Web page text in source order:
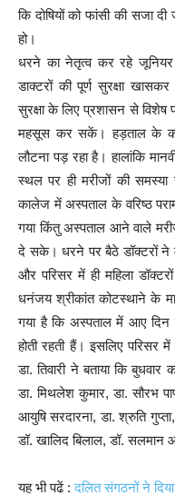
कि दोषियों को फांसी की सजा
हो।
धरने का नेतृत्व कर रहे जूनियर
डाक्टरों की पूर्ण सुरक्षा
सुरक्षा के लिए प्रशासन से विशेष
महसूस कर सकें। हड़ताल के
लौटना पड़ रहा है। हालांकि
स्थल पर ही मरीजों की
कालेज में अस्पताल के वरिष्ठ
गया किंतु अस्पताल आने वाले
दे सके। धरने पर बैठे डॉक्टरों ने
और परिसर में ही महिला
धनंजय श्रीकांत कोटस्थाने के
गया है कि अस्पताल में आए दिन
होती रहती हैं। इसलिए परिसर
डा. तिवारी ने बताया कि बुधवार
डा. मिथलेश कुमार, डा. सौरभ
आयुषि सरदारना, डा. श्रुति
डॉ. खालिद बिलाल, डॉ. सलमान
यह भी पढें :दलित संगठनों ने